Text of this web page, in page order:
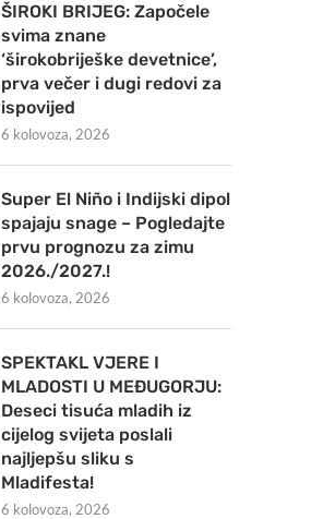
ŠIROKI BRIJEG: Započele
svima znane
‘širokobriješke devetnice’,
prva večer i dugi redovi za
ispovijed
6 kolovoza, 2026
Super El Niño i Indijski dipol
spajaju snage – Pogledajte
prvu prognozu za zimu
2026./2027.!
6 kolovoza, 2026
SPEKTAKL VJERE I
MLADOSTI U MEĐUGORJU:
Deseci tisuća mladih iz
cijelog svijeta poslali
najljepšu sliku s
Mladifesta!
6 kolovoza, 2026